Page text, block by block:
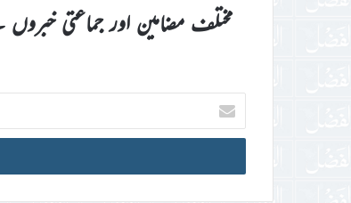
مختلف مضامین اور جماعتی
اپنا
ای
میل
ڈی